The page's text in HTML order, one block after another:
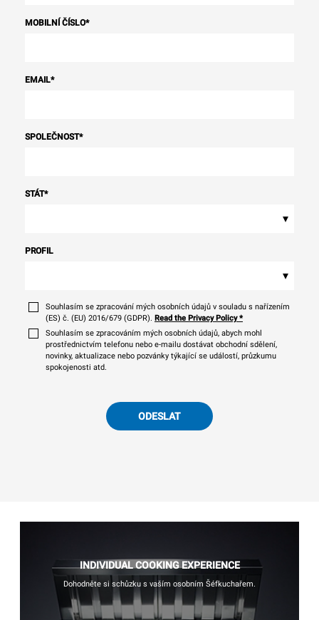
MOBILNÍ ČÍSLO*
EMAIL*
SPOLEČNOST*
STÁT*
▾
PROFIL
▾
Souhlasím se zpracování mých osobních údajů v souladu s nařízením
(ES) č. (EU) 2016/679 (GDPR). Read the Privacy Policy*
Souhlasím se zpracováním mých osobních údajů, abych mohl
prostřednictvím telefonu nebo e-mailu dostávat obchodní sdělení,
novinky, aktualizace nebo pozvánky týkající se událostí, průzkumu
spokojenosti atd.
ODESLAT
INDIVIDUAL COOKING EXPERIENCE
Dohodněte si schůzku s vaším osobním Šéfkuchařem.